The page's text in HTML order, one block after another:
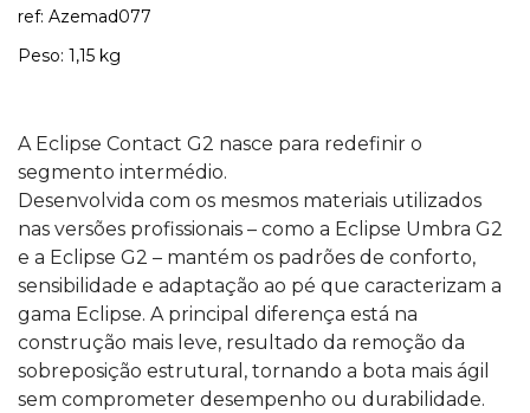
ref: Azemad077
Peso: 1,15 kg
A Eclipse Contact G2 nasce para redefinir o
segmento intermédio.
Desenvolvida com os mesmos materiais utilizados
nas versões profissionais – como a Eclipse Umbra G2
e a Eclipse G2 – mantém os padrões de conforto,
sensibilidade e adaptação ao pé que caracterizam a
gama Eclipse. A principal diferença está na
construção mais leve, resultado da remoção da
sobreposição estrutural, tornando a bota mais ágil
sem comprometer desempenho ou durabilidade.